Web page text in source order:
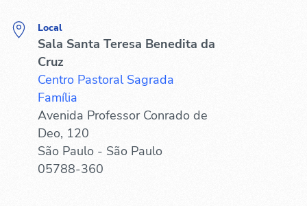
Local
Sala Santa Teresa Benedita da
Cruz
Centro Pastoral Sagrada
Família
Avenida Professor Conrado de
Deo, 120
São Paulo - São Paulo
05788-360